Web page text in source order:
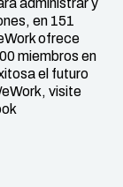
administrar y
en 151
ofrece
miembros en
el futuro
visite